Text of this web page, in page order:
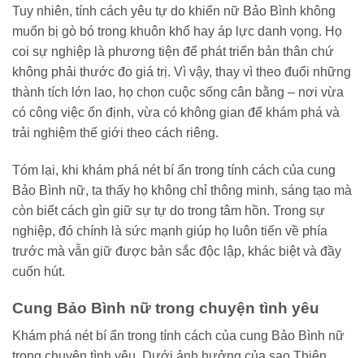
Tuy nhiên, tính cách yêu tự do khiến nữ Bảo Bình không
muốn bị gò bó trong khuôn khổ hay áp lực danh vọng. Họ
coi sự nghiệp là phương tiện để phát triển bản thân chứ
không phải thước đo giá trị. Vì vậy, thay vì theo đuổi những
thành tích lớn lao, họ chọn cuộc sống cân bằng – nơi vừa
có công việc ổn định, vừa có không gian để khám phá và
trải nghiệm thế giới theo cách riêng.
Tóm lại, khi khám phá nét bí ẩn trong tính cách của cung
Bảo Bình nữ, ta thấy họ không chỉ thông minh, sáng tạo mà
còn biết cách gìn giữ sự tự do trong tâm hồn. Trong sự
nghiệp, đó chính là sức mạnh giúp họ luôn tiến về phía
trước mà vẫn giữ được bản sắc độc lập, khác biệt và đầy
cuốn hút.
Cung Bảo Bình nữ trong chuyện tình yêu
Khám phá nét bí ẩn trong tính cách của cung Bảo Bình nữ